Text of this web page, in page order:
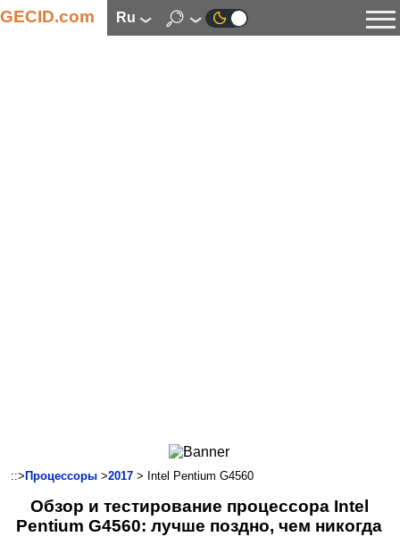
GECID.com ru
Смартфоны
Коммуникации
Автоэлектроника
::> Процессоры >2017 > Intel Pentium G4560
Обзор и тестирование процессора Intel
Pentium G4560: лучше поздно, чем никогда